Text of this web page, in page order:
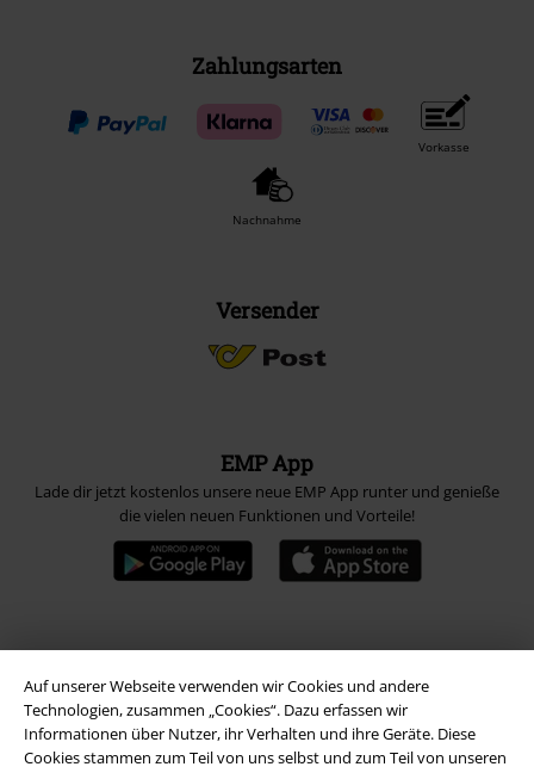
Auf unserer Webseite verwenden wir Cookies und andere
Technologien, zusammen „Cookies“. Dazu erfassen wir
Informationen über Nutzer, ihr Verhalten und ihre Geräte. Diese
Cookies stammen zum Teil von uns selbst und zum Teil von unseren
Zahlungsarten
Vorkasse
Nachnahme
Versender
EMP App
Lade dir jetzt kostenlos unsere neue EMP App runter und genieße
die vielen neuen Funktionen und Vorteile!